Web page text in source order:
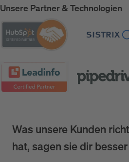
Unsere Partner & Technologien
Was unsere Kunden
hat, sagen sie dir